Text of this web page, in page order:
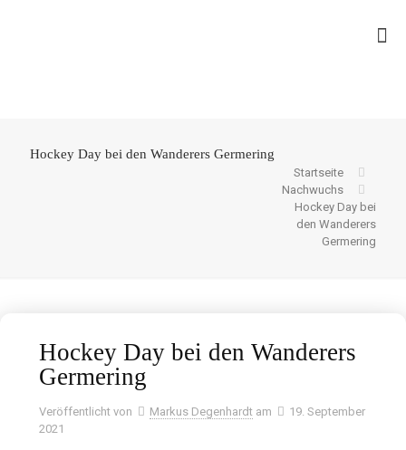
Hockey Day bei den Wanderers Germering
Startseite
Nachwuchs
Hockey Day bei
den Wanderers
Germering
Hockey Day bei den Wanderers
Germering
Veröffentlicht von Markus Degenhardt am
19. September
2021